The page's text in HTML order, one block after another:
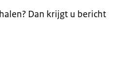
Dan krijgt u bericht